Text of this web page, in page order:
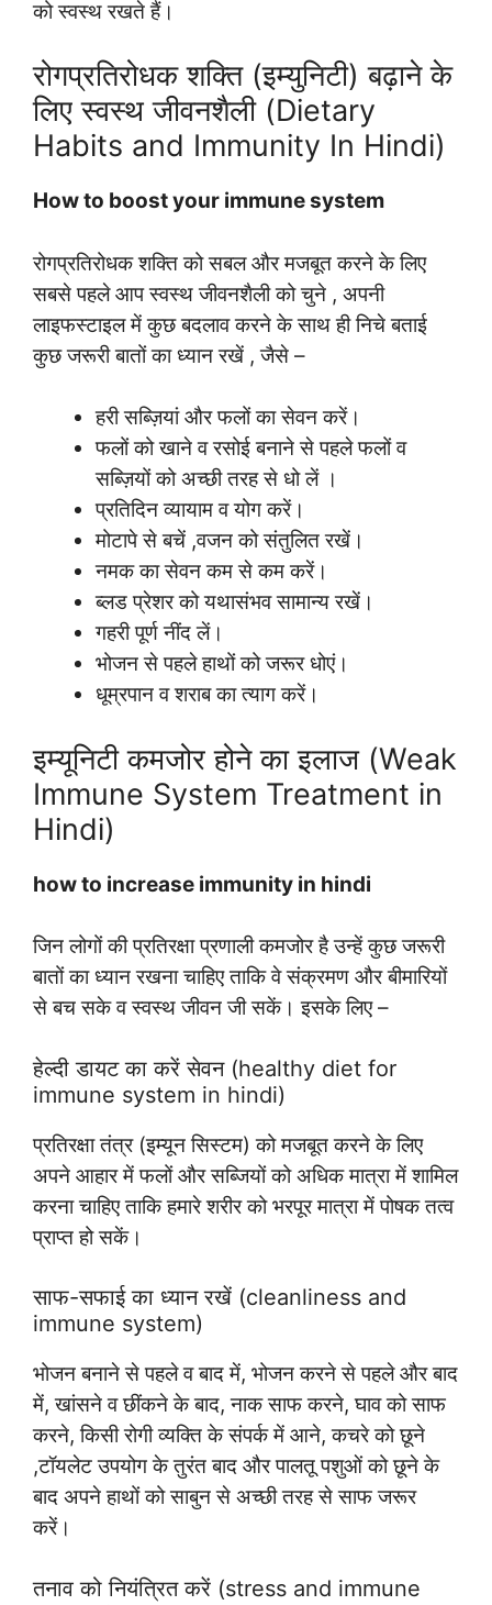
को स्वस्थ रखते हैं।
रोगप्रतिरोधक शक्ति (इम्युनिटी) बढ़ाने के
लिए स्वस्थ जीवनशैली (Dietary
Habits and Immunity In Hindi)
How to boost your immune system
रोगप्रतिरोधक शक्ति को सबल और मजबूत करने के लिए
सबसे पहले आप स्वस्थ जीवनशैली को चुने , अपनी
लाइफस्टाइल में कुछ बदलाव करने के साथ ही निचे बताई
कुछ जरूरी बातों का ध्यान रखें , जैसे –
हरी सब्ज़ियां और फलों का सेवन करें।
फलों को खाने व रसोई बनाने से पहले फलों व
सब्ज़ियों को अच्छी तरह से धो लें ।
प्रतिदिन व्यायाम व योग करें।
मोटापे से बचें ,वजन को संतुलित रखें।
नमक का सेवन कम से कम करें।
ब्लड प्रेशर को यथासंभव सामान्य रखें।
गहरी पूर्ण नींद लें।
भोजन से पहले हाथों को जरूर धोएं।
धूम्रपान व शराब का त्याग करें।
इम्यूनिटी कमजोर होने का इलाज (Weak
Immune System Treatment in
Hindi)
how to increase immunity in hindi
जिन लोगों की प्रतिरक्षा प्रणाली कमजोर है उन्हें कुछ जरूरी
बातों का ध्यान रखना चाहिए ताकि वे संक्रमण और बीमारियों
से बच सके व स्वस्थ जीवन जी सकें। इसके लिए –
हेल्दी डायट का करें सेवन (healthy diet for
immune system in hindi)
प्रतिरक्षा तंत्र (इम्यून सिस्टम) को मजबूत करने के लिए
अपने आहार में फलों और सब्जियों को अधिक मात्रा में शामिल
करना चाहिए ताकि हमारे शरीर को भरपूर मात्रा में पोषक तत्व
प्राप्त हो सकें।
साफ-सफाई का ध्यान रखें (cleanliness and
immune system)
भोजन बनाने से पहले व बाद में, भोजन करने से पहले और बाद
में, खांसने व छींकने के बाद, नाक साफ करने, घाव को साफ
करने, किसी रोगी व्यक्ति के संपर्क में आने, कचरे को छूने
,टॉयलेट उपयोग के तुरंत बाद और पालतू पशुओं को छूने के
बाद अपने हाथों को साबुन से अच्छी तरह से साफ जरूर
करें।
तनाव को नियंत्रित करें (stress and immune